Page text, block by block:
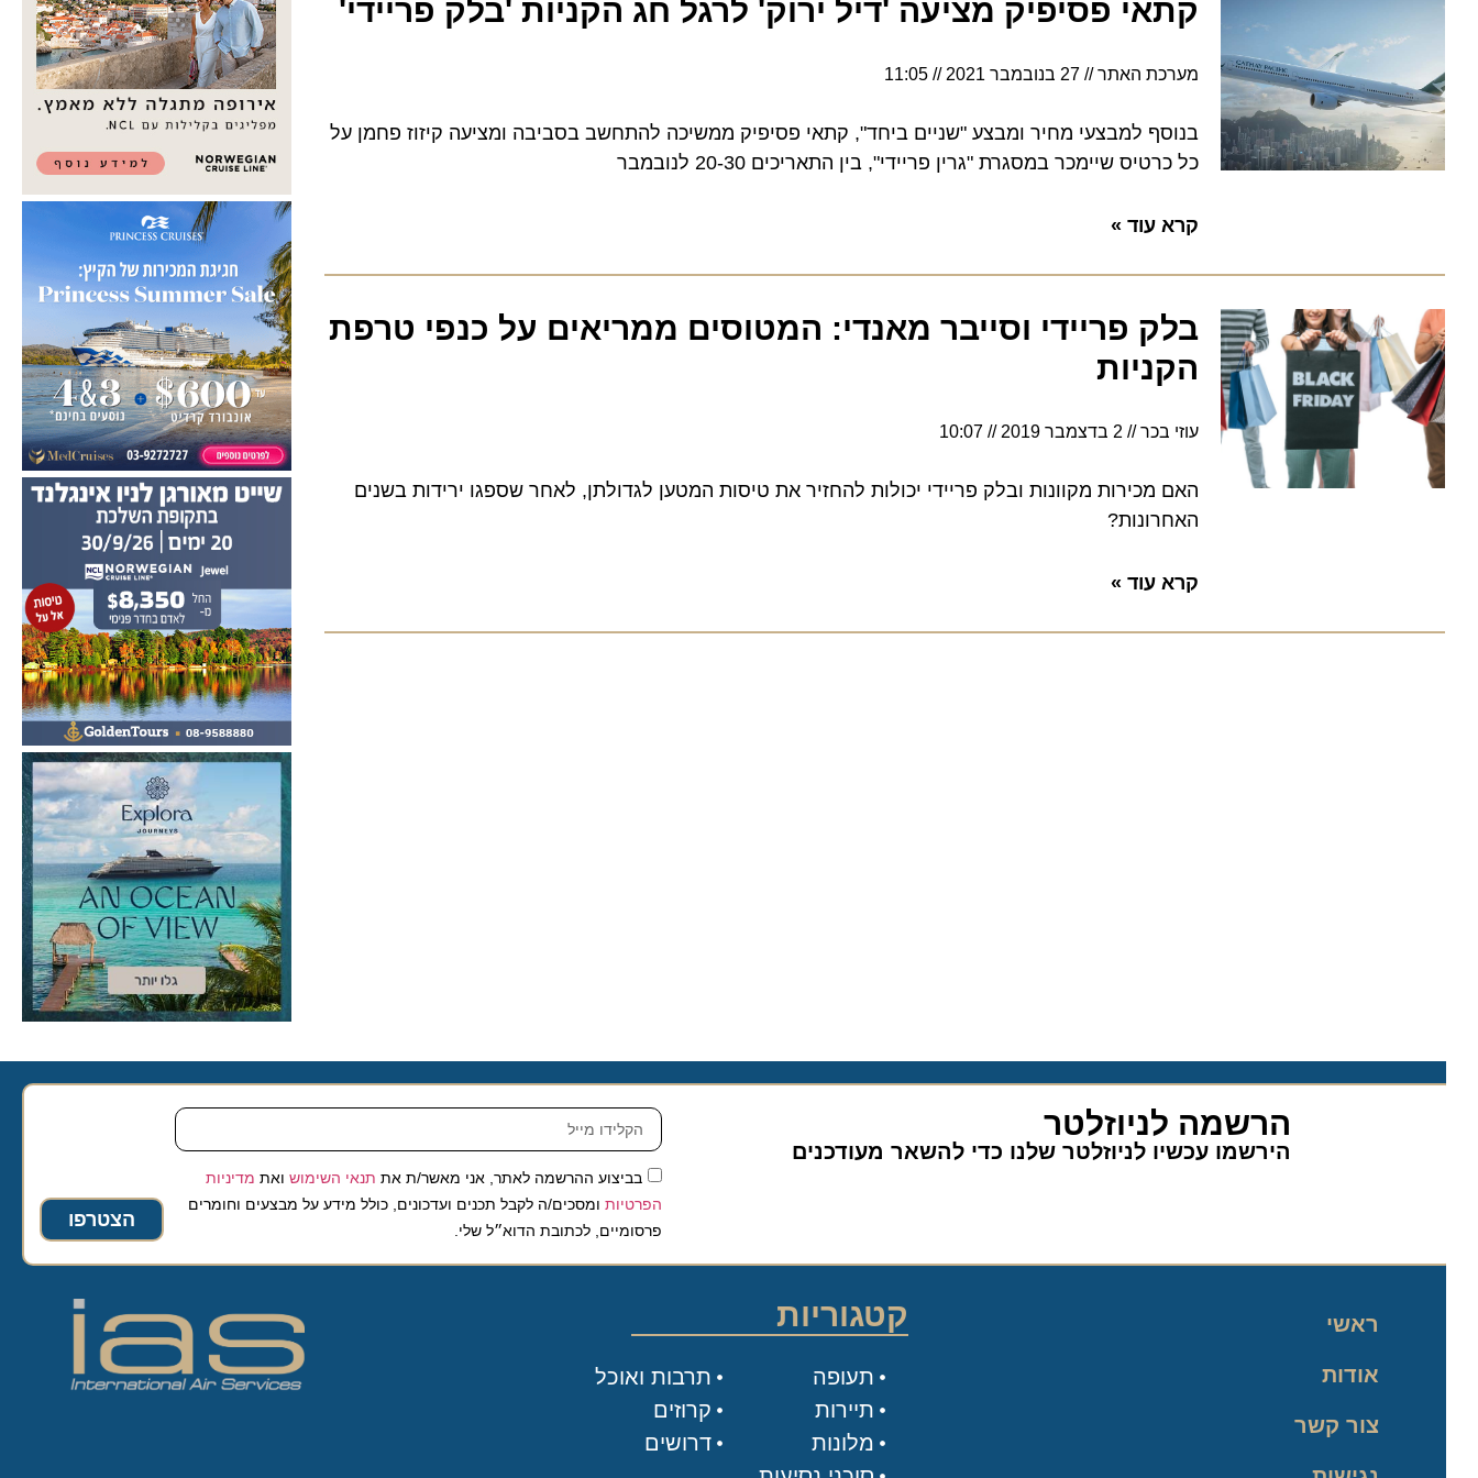
קתאי פסיפיק מציעה 'דיל ירוק' לרגל חג הקניות 'בלק פריידי'
מערכת האתר 27 בנובמבר 2021 11:05
בנוסף למבצעי מחיר ומבצע "שניים ביחד", קתאי פסיפיק ממשיכה להתחשב בסביבה ומציעה קיזוז פחמן על
כל כרטיס שיימכר במסגרת "גרין פריידי", בין התאריכים 20-30 לנובמבר
קרא עוד »
בלק פריידי וסייבר מאנדי: המטוסים ממריאים על כנפי טרפת
הקניות
עוזי בכר 2 בדצמבר 2019 10:07
האם מכירות מקוונות ובלק פריידי יכולות להחזיר את טיסות המטען לגדולתן, לאחר שספגו ירידות בשנים
האחרונות?
קרא עוד »
הרשמה לניוזלטר
הירשמו עכשיו לניוזלטר שלנו כדי להשאר מעודכנים
בביצוע ההרשמה לאתר, אני מאשר/ת אתתנאי השימושואת מדיניות
הפרטיותומסכים/ה לקבל תכנים ועדכונים, כולל מידע על מבצעים וחומרים
פרסומיים, לכתובת הדוא״ל שלי.
הצטרפו
ראשי
אודות
צור קשר
קטגוריות
תעופה
תיירות
מלונות
תרבות ואוכל
קרוזים
דרושים